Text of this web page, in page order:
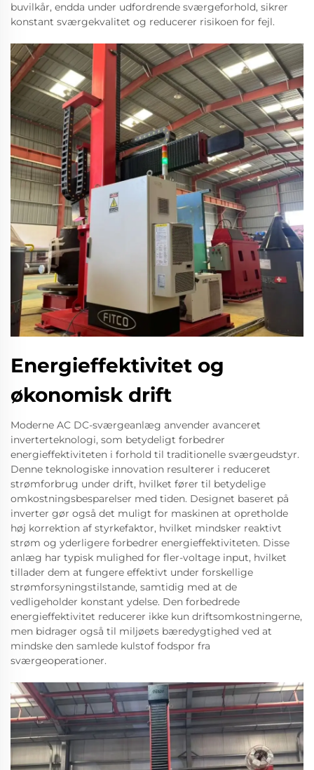
buvilkår, endda under udfordrende sværgeforhold, sikrer
konstant sværgekvalitet og reducerer risikoen for fejl.
Energieffektivitet og
økonomisk drift
Moderne AC DC-sværgeanlæg anvender avanceret
inverterteknologi, som betydeligt forbedrer
energieffektiviteten i forhold til traditionelle sværgeudstyr.
Denne teknologiske innovation resulterer i reduceret
strømforbrug under drift, hvilket fører til betydelige
omkostningsbesparelser med tiden. Designet baseret på
inverter gør også det muligt for maskinen at opretholde
høj korrektion af styrkefaktor, hvilket mindsker reaktivt
strøm og yderligere forbedrer energieffektiviteten. Disse
anlæg har typisk mulighed for fler-voltage input, hvilket
tillader dem at fungere effektivt under forskellige
strømforsyningstilstande, samtidig med at de
vedligeholder konstant ydelse. Den forbedrede
energieffektivitet reducerer ikke kun driftsomkostningerne,
men bidrager også til miljøets bæredygtighed ved at
mindske den samlede kulstof fodspor fra
sværgeoperationer.